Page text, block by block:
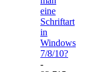
eine
Schriftart
in
Windows
7/8/10?
-